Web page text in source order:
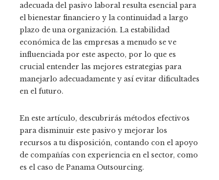
adecuada del pasivo laboral resulta esencial para
el bienestar financiero y la continuidad a largo
plazo de una organización. La estabilidad
económica de las empresas a menudo se ve
influenciada por este aspecto, por lo que es
crucial entender las mejores estrategias para
manejarlo adecuadamente y así evitar dificultades
en el futuro.
En este artículo, descubrirás métodos efectivos
para disminuir este pasivo y mejorar los
recursos a tu disposición, contando con el apoyo
de compañías con experiencia en el sector, como
es el caso de Panama Outsourcing.